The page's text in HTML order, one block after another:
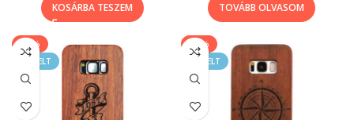
KOSÁRBA TESZEM TOVÁBB OLVASOM
-67%
KIEMELT
-67%
KIEMELT